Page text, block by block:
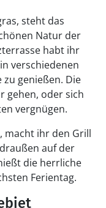
steht das
Natur der
habt ihr
verschiedenen
genießen. Die
gehen, oder sich
vergnügen.
macht ihr den Grill
auf der
die herrliche
Ferientag.